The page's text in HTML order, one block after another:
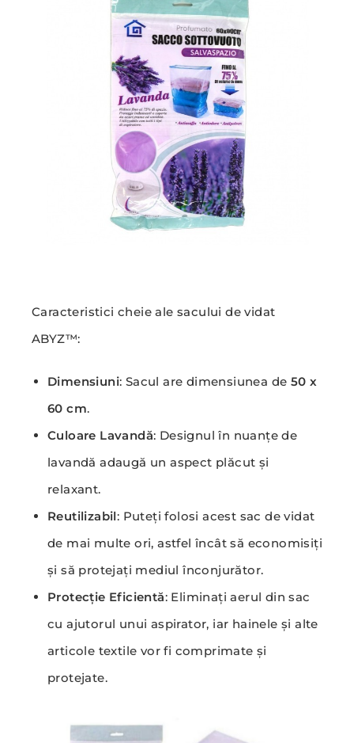
Caracteristici cheie ale sacului de vidat
ABYZ™:
Dimensiuni: Sacul are dimensiunea de 50 x
60 cm.
Culoare Lavandă: Designul în nuanțe de
lavandă adaugă un aspect plăcut și
relaxant.
Reutilizabil: Puteți folosi acest sac de vidat
de mai multe ori, astfel încât să economisiți
și să protejați mediul înconjurător.
Protecție Eficientă: Eliminați aerul din sac
cu ajutorul unui aspirator, iar hainele și alte
articole textile vor fi comprimate și
protejate.